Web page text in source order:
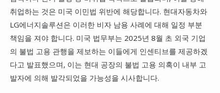
취업하는 것은 미국 이민법 위반에 해당합니다. 현대자동차와
LG에너지솔루션은 이러한 비자 남용 사례에 대해 일정 부분
책임을 져야 합니다. 미국 법무부는 2025년 8월 초 외국 기업
의 불법 고용 관행을 제보하는 이들에게 인센티브를 제공하겠
다고 발표했으며, 이는 현대 공장의 불법 고용 의혹이 내부 고
발자에 의해 발각되었을 가능성을 시사합니다.